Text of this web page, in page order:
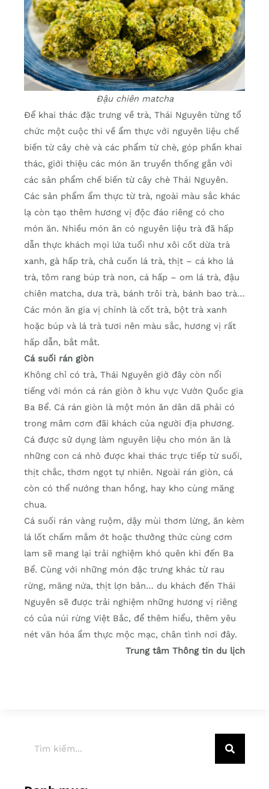
Đậu chiên matcha
Để khai thác đặc trưng về trà, Thái Nguyên từng tổ
chức một cuộc thi về ẩm thực với nguyên liệu chế
biến từ cây chè và các phẩm từ chè, góp phần khai
thác, giới thiệu các món ăn truyền thống gắn với
các sản phẩm chế biến từ cây chè Thái Nguyên.
Các sản phẩm ẩm thực từ trà, ngoài màu sắc khác
lạ còn tạo thêm hương vị độc đáo riêng có cho
món ăn. Nhiều món ăn có nguyên liệu trà đã hấp
dẫn thực khách mọi lứa tuổi như xôi cốt dừa trà
xanh, gà hấp trà, chả cuốn lá trà, thịt – cá kho lá
trà, tôm rang búp trà non, cá hấp – om lá trà, đậu
chiên matcha, dưa trà, bánh trôi trà, bánh bao trà…
Các món ăn gia vị chính là cốt trà, bột trà xanh
hoặc búp và lá trà tươi nên màu sắc, hương vị rất
hấp dẫn, bắt mắt.
Cá suối rán giòn
Không chỉ có trà, Thái Nguyên giờ đây còn nổi
tiếng với món cá rán giòn ở khu vực Vườn Quốc gia
Ba Bể. Cá rán giòn là một món ăn dân dã phải có
trong mâm cơm đãi khách của người địa phương.
Cá được sử dụng làm nguyên liệu cho món ăn là
những con cá nhỏ được khai thác trực tiếp từ suối,
thịt chắc, thơm ngọt tự nhiên. Ngoài rán giòn, cá
còn có thể nướng than hồng, hay kho cùng măng
chua.
Cá suối rán vàng ruộm, dậy mùi thơm lừng, ăn kèm
lá lốt chấm mắm ớt hoặc thưởng thức cùng cơm
lam sẽ mang lại trải nghiệm khó quên khi đến Ba
Bể. Cùng với những món đặc trưng khác từ rau
rừng, măng nứa, thịt lợn bản… du khách đến Thái
Nguyên sẽ được trải nghiệm những hương vị riêng
có của núi rừng Việt Bắc, để thêm hiểu, thêm yêu
nét văn hóa ẩm thực mộc mạc, chân tình nơi đây.
Trung tâm Thông tin du lịch